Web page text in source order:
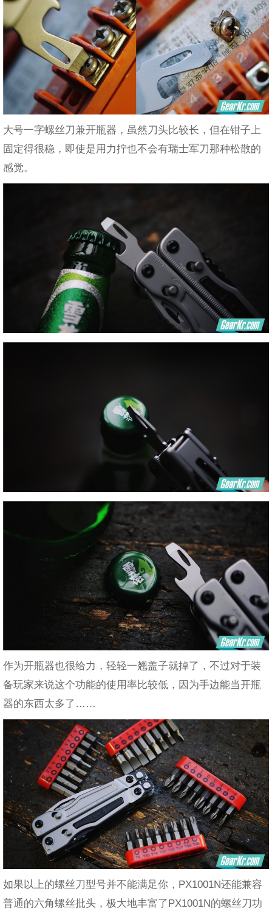
大号一字螺丝刀兼开瓶器，虽然刀头比较长，但在钳子上
固定得很稳，即使是用力拧也不会有瑞士军刀那种松散的
感觉。
作为开瓶器也很给力，轻轻一翘盖子就掉了，不过对于装
备玩家来说这个功能的使用率比较低，因为手边能当开瓶
器的东西太多了……
如果以上的螺丝刀型号并不能满足你，PX1001N还能兼容
普通的六角螺丝批头，极大地丰富了PX1001N的螺丝刀功